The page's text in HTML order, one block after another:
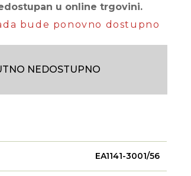
u online trgovini.
bude ponovno dostupno
NEDOSTUPNO
EA1141-3001/56